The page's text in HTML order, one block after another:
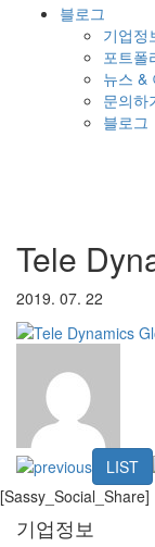
블로그
기업정
포트폴
뉴스 &
문의하
블로그
Tele
2019. 07. 22
LIST
[Sassy_Social_Share]
기업정보